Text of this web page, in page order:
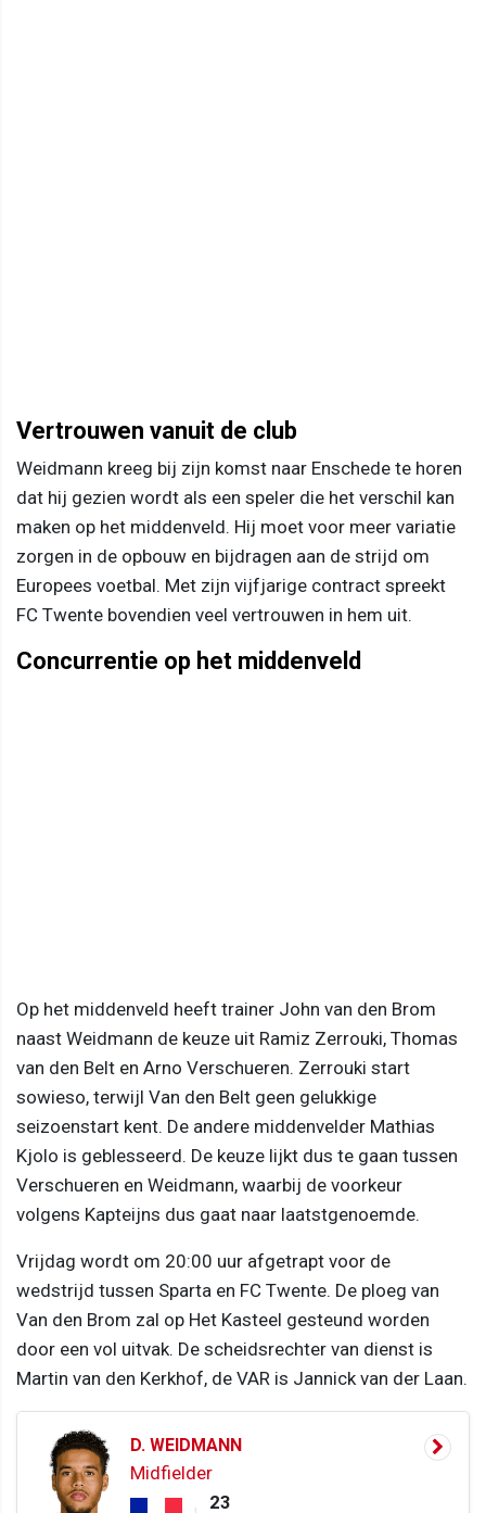
Vertrouwen vanuit de club
Weidmann kreeg bij zijn komst naar Enschede te horen
dat hij gezien wordt als een speler die het verschil kan
maken op het middenveld. Hij moet voor meer variatie
zorgen in de opbouw en bijdragen aan de strijd om
Europees voetbal. Met zijn vijfjarige contract spreekt
FC Twente bovendien veel vertrouwen in hem uit.
Concurrentie op het middenveld
Op het middenveld heeft trainer John van den Brom
naast Weidmann de keuze uit Ramiz Zerrouki, Thomas
van den Belt en Arno Verschueren. Zerrouki start
sowieso, terwijl Van den Belt geen gelukkige
seizoenstart kent. De andere middenvelder Mathias
Kjolo is geblesseerd. De keuze lijkt dus te gaan tussen
Verschueren en Weidmann, waarbij de voorkeur
volgens Kapteijns dus gaat naar laatstgenoemde.
Vrijdag wordt om 20:00 uur afgetrapt voor de
wedstrijd tussen Sparta en FC Twente. De ploeg van
Van den Brom zal op Het Kasteel gesteund worden
door een vol uitvak. De scheidsrechter van dienst is
Martin van den Kerkhof, de VAR is Jannick van der Laan.
D. WEIDMANN
Midfielder
23